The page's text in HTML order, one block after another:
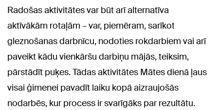
Radošas aktivitātes var būt arī alternatīva
aktīvākām rotaļām – var, piemēram, sarīkot
gleznošanas darbnīcu, nodoties rokdarbiem vai arī
paveikt kādu vienkāršu darbiņu mājās, teiksim,
pārstādīt puķes. Tādas aktivitātes Mātes dienā ļaus
visai ģimenei pavadīt laiku kopā aizraujošās
nodarbēs, kur process ir svarīgāks par rezultātu.